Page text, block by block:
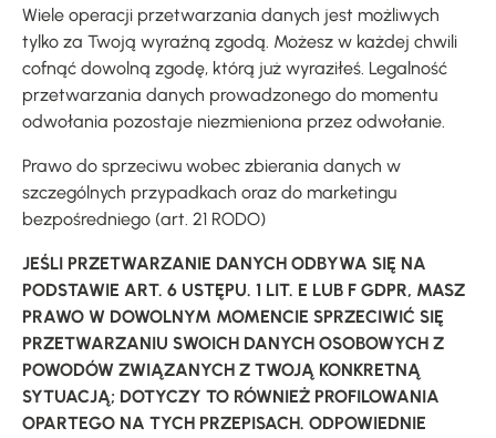
Wiele operacji przetwarzania danych jest możliwych
tylko za Twoją wyraźną zgodą. Możesz w każdej chwili
cofnąć dowolną zgodę, którą już wyraziłeś. Legalność
przetwarzania danych prowadzonego do momentu
odwołania pozostaje niezmieniona przez odwołanie.
Prawo do sprzeciwu wobec zbierania danych w
szczególnych przypadkach oraz do marketingu
bezpośredniego (art. 21 RODO)
JEŚLI PRZETWARZANIE DANYCH ODBYWA SIĘ NA
PODSTAWIE ART. 6 USTĘPU. 1 LIT. E LUB F GDPR, MASZ
PRAWO W DOWOLNYM MOMENCIE SPRZECIWIĆ SIĘ
PRZETWARZANIU SWOICH DANYCH OSOBOWYCH Z
POWODÓW ZWIĄZANYCH Z TWOJĄ KONKRETNĄ
SYTUACJĄ; DOTYCZY TO RÓWNIEŻ PROFILOWANIA
OPARTEGO NA TYCH PRZEPISACH. ODPOWIEDNIE